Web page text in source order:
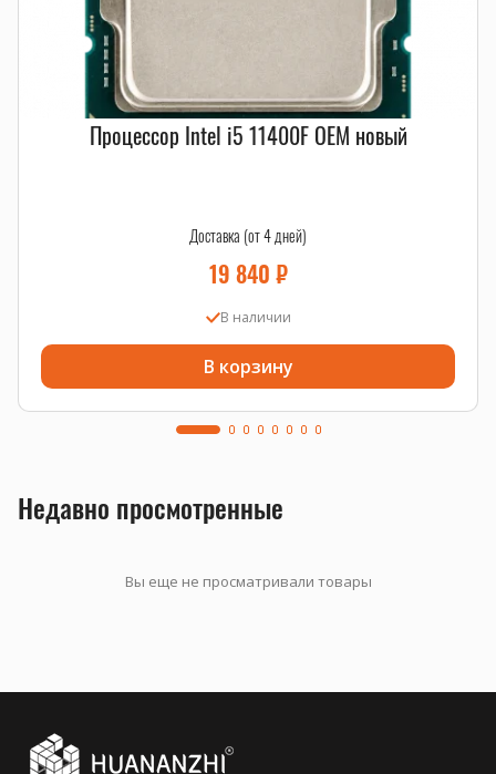
Процессор Intel i5 11400F OEM новый
Доставка (от 4 дней)
19 840 ₽
В наличии
В корзину
Недавно просмотренные
Вы еще не просматривали товары